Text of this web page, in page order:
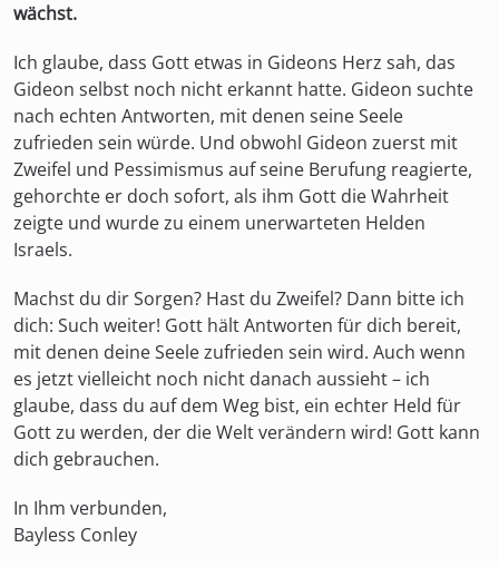
wächst.
Ich glaube, dass Gott etwas in Gideons Herz sah, das
Gideon selbst noch nicht erkannt hatte. Gideon suchte
nach echten Antworten, mit denen seine Seele
zufrieden sein würde. Und obwohl Gideon zuerst mit
Zweifel und Pessimismus auf seine Berufung reagierte,
gehorchte er doch sofort, als ihm Gott die Wahrheit
zeigte und wurde zu einem unerwarteten Helden
Israels.
Machst du dir Sorgen? Hast du Zweifel? Dann bitte ich
dich: Such weiter! Gott hält Antworten für dich bereit,
mit denen deine Seele zufrieden sein wird. Auch wenn
es jetzt vielleicht noch nicht danach aussieht – ich
glaube, dass du auf dem Weg bist, ein echter Held für
Gott zu werden, der die Welt verändern wird! Gott kann
dich gebrauchen.
In Ihm verbunden,
Bayless Conley